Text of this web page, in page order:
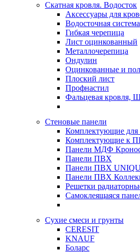
Скатная кровля. Водосток
Аксессуары для
Водосточная система
Гибкая черепица
Лист оцинкованный
Металлочерепица
Ондулин
Оцинкованные и
Плоский лист
Профнастил
Фальцевая кровля,
Стеновые панели
Комплектующие для
Комплектующие к
Панели МДФ
Панели ПВХ
Панели ПВХ
Панели ПВХ
Решетки
Самоклеящаяся
Сухие смеси и грунты
CERESIT
KNAUF
Боларс